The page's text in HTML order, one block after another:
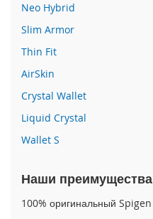
P
h
n
1
6
r
a
Neo Hybrid
Slim Armor
Thin Fit
AirSkin
Crystal Wallet
Liquid Crystal
Wallet S
Наши преимущества
100% оригинальный Spigen